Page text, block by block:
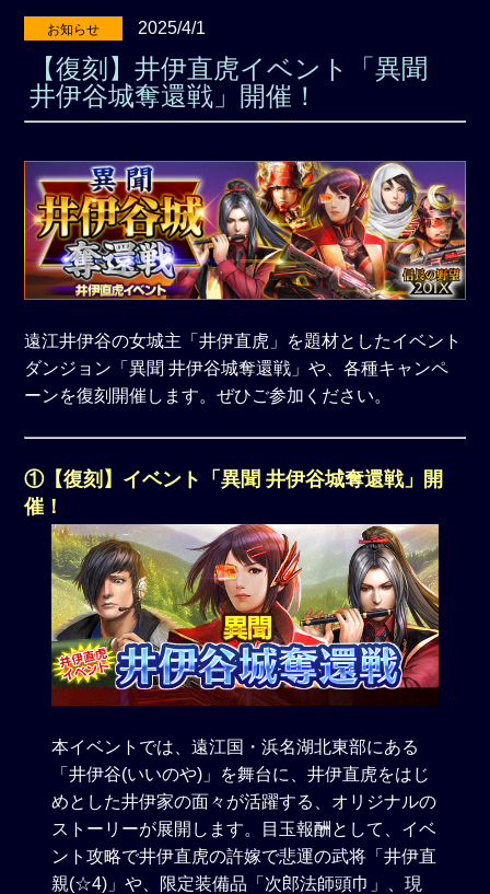
お知らせ 2025/4/1
【復刻】井伊直虎イベント「異聞
井伊谷城奪還戦」開催！
遠江井伊谷の女城主「井伊直虎」を題材としたイベント
ダンジョン「異聞 井伊谷城奪還戦」や、各種キャンペ
ーンを復刻開催します。ぜひご参加ください。
①【復刻】イベント「異聞 井伊谷城奪還戦」開
催！
本イベントでは、遠江国・浜名湖北東部にある
「井伊谷(いいのや)」を舞台に、井伊直虎をはじ
めとした井伊家の面々が活躍する、オリジナルの
ストーリーが展開します。目玉報酬として、イベ
ント攻略で井伊直虎の許嫁で悲運の武将「井伊直
親(☆4)」や、限定装備品「次郎法師頭巾」、現